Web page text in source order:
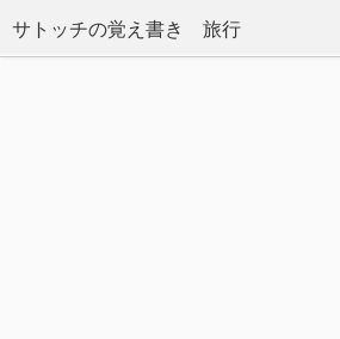
サトッチの覚え書き 旅行